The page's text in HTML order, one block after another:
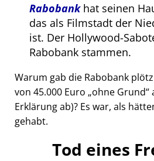
Rabobankhat seinen
das als Filmstadt der
ist. Der Hollywood-
Rabobank stammen.
Warum gab die Rabobank
von 45.000 Euro ohne Grund
Erklärung ab)? Es war, als
gehabt.
Tod eines